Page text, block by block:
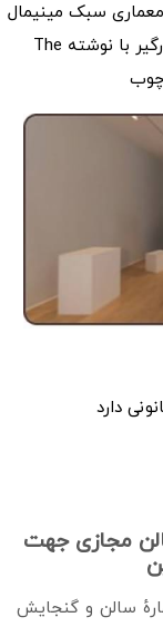
سبک مینیمال
شیک و مدرن، دارای پایه‌های مجسمه، پنجره نورگیر با نوشته The
دارد
مجازی جهت
سالن و گنجایش